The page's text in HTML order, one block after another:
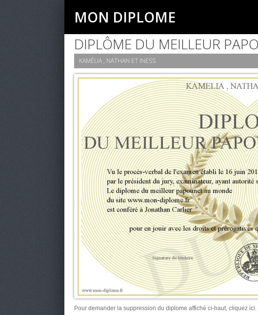
MON DIPLOME
DIPLÔME DU MEILLEUR
KAMÉLIA , NATHAN ET INESS
Pour demander la suppression du diplome affiché ci-haut, cliquez ici.